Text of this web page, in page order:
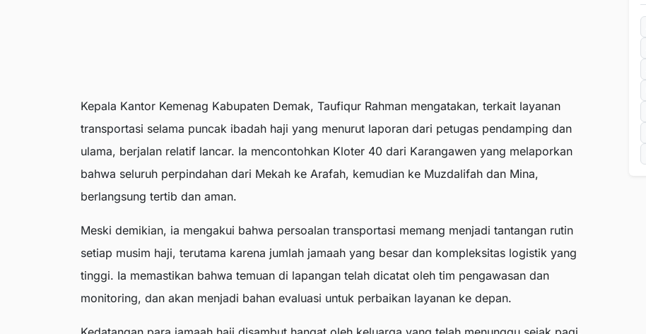
Kepala Kantor Kemenag Kabupaten Demak, Taufiqur Rahman mengatakan, terkait layanan
transportasi selama puncak ibadah haji yang menurut laporan dari petugas pendamping dan
ulama, berjalan relatif lancar. Ia mencontohkan Kloter 40 dari Karangawen yang melaporkan
bahwa seluruh perpindahan dari Mekah ke Arafah, kemudian ke Muzdalifah dan Mina,
berlangsung tertib dan aman.
Meski demikian, ia mengakui bahwa persoalan transportasi memang menjadi tantangan rutin
setiap musim haji, terutama karena jumlah jamaah yang besar dan kompleksitas logistik yang
tinggi. Ia memastikan bahwa temuan di lapangan telah dicatat oleh tim pengawasan dan
monitoring, dan akan menjadi bahan evaluasi untuk perbaikan layanan ke depan.